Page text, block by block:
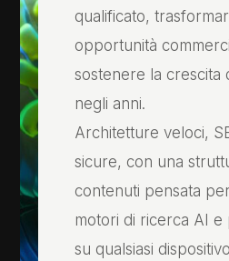
qualificato,
opportunità
sostenere la crescita
negli anni.
Architetture veloci,
sicure, con una
contenuti pensata
motori di ricerca AI e
su qualsiasi